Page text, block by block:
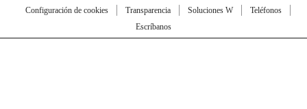
Configuración de cookies
Transparencia Soluciones W
Teléfonos
Escríbanos